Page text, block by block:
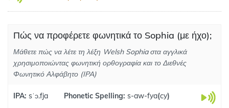
Πώς να προφέρετε φωνητικά το Sophia (με ήχο);
Μάθετε πώς να λέτε τη λέξη Welsh Sophia στα αγγλικά
χρησιμοποιώντας φωνητική ορθογραφία και το Διεθνές
Φωνητικό Αλφάβητο (IPA)
IPA: sˈɔ.fja Phonetic Spelling: s-aw-fya(cy)